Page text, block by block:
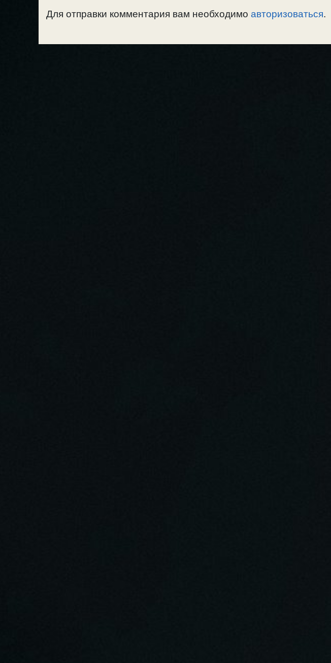
Для отправки комментария вам необходимо авторизоваться.